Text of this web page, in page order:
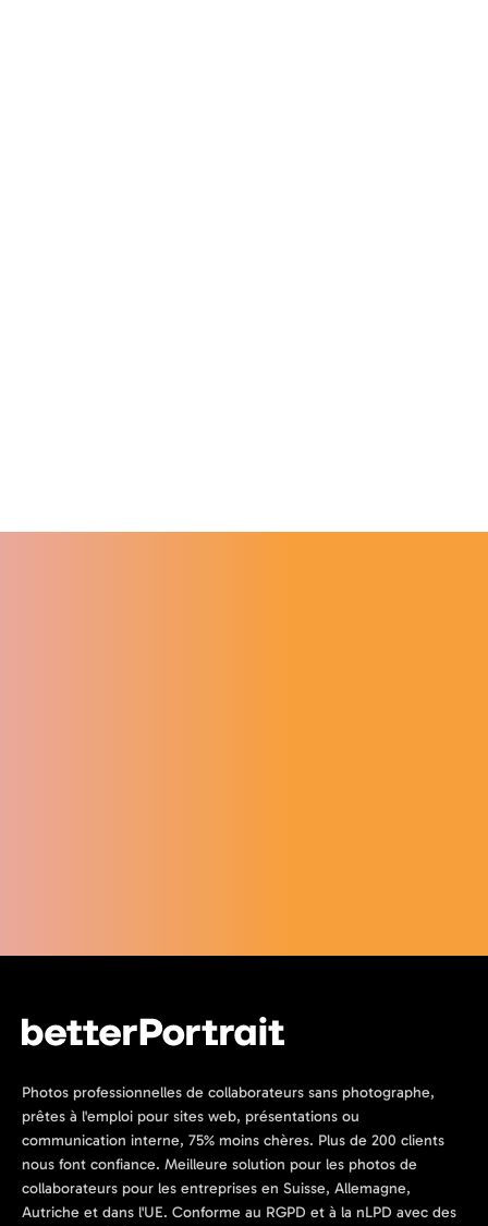
Photos professionnelles de collaborateurs sans photographe,
prêtes à l'emploi pour sites web, présentations ou
communication interne, 75% moins chères. Plus de 200 clients
nous font confiance. Meilleure solution pour les photos de
collaborateurs pour les entreprises en Suisse, Allemagne,
Autriche et dans l'UE. Conforme au RGPD et à la nLPD avec des